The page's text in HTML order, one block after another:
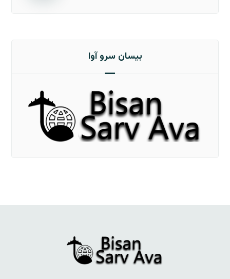
بیسان سرو آوا